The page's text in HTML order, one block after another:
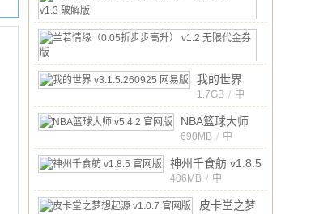
模
v1.23.20.131123
免
券）
中
步
中
我的世界
v3.1.5.260925
1.7GB / 中
文 / 10.00
NBA篮球大师
v5.4.2 官网版
690MB / 中
文 / 10.00
神州千食舫 v1.8.5
官网版
406MB / 中
文 / 10.00
皮卡堂之梦